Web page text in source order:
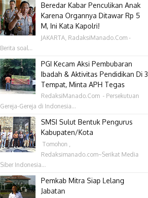
Beredar Kabar Penculikan Anak
Karena Organnya Ditawar Rp 5
M, Ini Kata Kapolri!
JAKARTA, RadaksiManado.Com -
Berita soal...
PGI Kecam Aksi Pembubaran
Ibadah & Aktivitas Pendidikan Di 3
Tempat, Minta APH Tegas
RedaksiManado.Com - Persekutuan
Gereja-Gereja di Indonesia...
SMSI Sulut Bentuk Pengurus
Kabupaten/Kota
‎ Tomohon ,
Redaksimanado.com~Serikat Media
Siber Indonesia...
Pemkab Mitra Siap Lelang
Jabatan